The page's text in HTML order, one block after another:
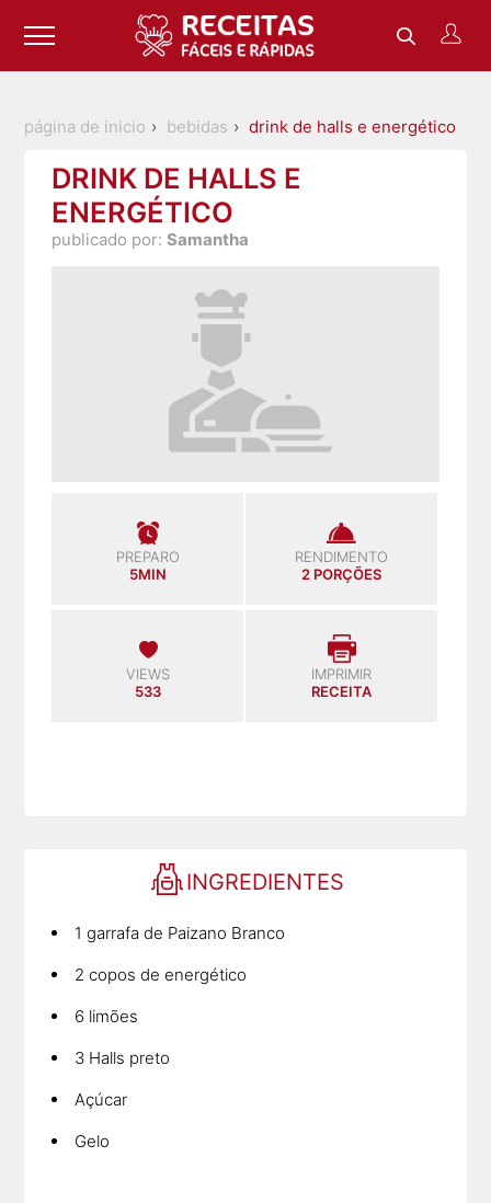
página de inicio bebidas drink de halls e energético
DRINK DE HALLS E
ENERGÉTICO
publicado por: Samantha
PREPARO
5MIN
RENDIMENTO
2 PORÇÕES
VIEWS
533
IMPRIMIR
RECEITA
INGREDIENTES
1 garrafa de Paizano Branco
2 copos de energético
6 limões
3 Halls preto
Açúcar
Gelo